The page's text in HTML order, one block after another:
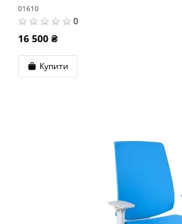
01610
0
16 500 ₴
Купити